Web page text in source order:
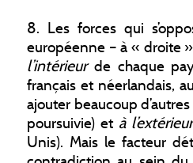
8. Les forces qui
européenne – à « droite
l’intérieurde chaque
français et néerlandais,
ajouter beaucoup
poursuivie) et à l’extérieur
Unis). Mais le facteur